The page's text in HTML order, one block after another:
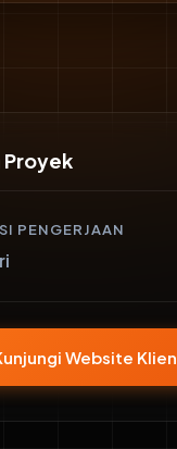
Jogja
Proyek
PENGERJAAN
Website Klien